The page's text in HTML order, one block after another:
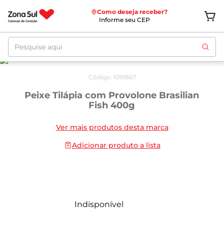
Como deseja receber?
Informe seu CEP
Pesquise aqui
Código: 1091867
Peixe Tilápia com Provolone Brasilian
Fish 400g
Ver mais produtos desta marca
Adicionar produto a lista
Indisponível